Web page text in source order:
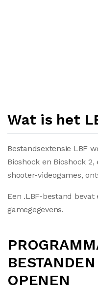
Wat is het
Bestandsextensie LBF
Bioshock en Bioshock
shooter-videogames,
Een .LBF-bestand
gamegegevens.
OPENEN